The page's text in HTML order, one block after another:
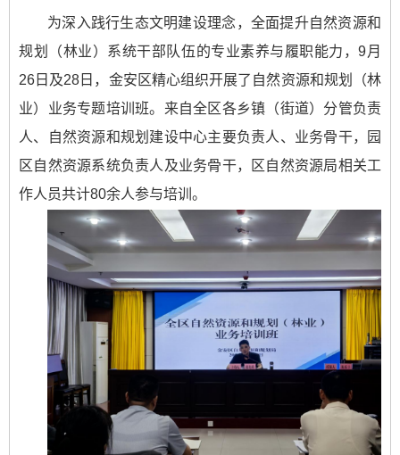
为深入践行生态文明建设理念，全面提升自然资源和
规划（林业）系统干部队伍的专业素养与履职能力，9月
26日及28日，金安区精心组织开展了自然资源和规划（林
业）业务专题培训班。来自全区各乡镇（街道）分管负责
人、自然资源和规划建设中心主要负责人、业务骨干，园
区自然资源系统负责人及业务骨干，区自然资源局相关工
作人员共计80余人参与培训。